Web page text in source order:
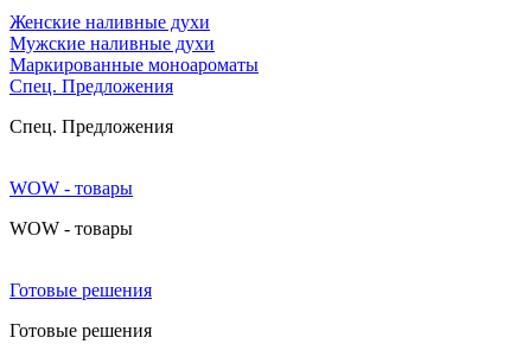
Женские наливные духи
Мужские наливные духи
Маркированные моноароматы
Cпец. Предложения
Cпец. Предложения
WOW - товары
WOW - товары
Готовые решения
Готовые решения